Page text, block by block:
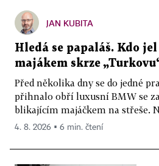
JAN KUBITA
Hledá se papaláš. Kdo
majákem skrze
Před několika dny se do jedné
přihnalo obří luxusní BMW se
blikajícím majáčkem na střeše.
4. 8. 2026 ▪ 6 min. čtení